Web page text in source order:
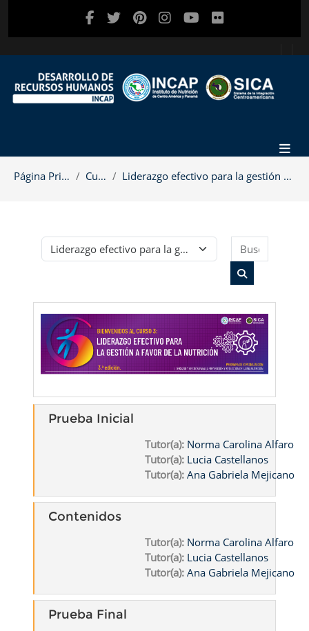
Salta al contenido principal
Página Principal Cursos Liderazgo efectivo para la gestión a favor de la n...
Categorías
Buscar cursos
Prueba Inicial
Tutor(a): Norma Carolina Alfaro
Tutor(a): Lucia Castellanos
Tutor(a): Ana Gabriela Mejicano
Contenidos
Tutor(a): Norma Carolina Alfaro
Tutor(a): Lucia Castellanos
Tutor(a): Ana Gabriela Mejicano
Prueba Final